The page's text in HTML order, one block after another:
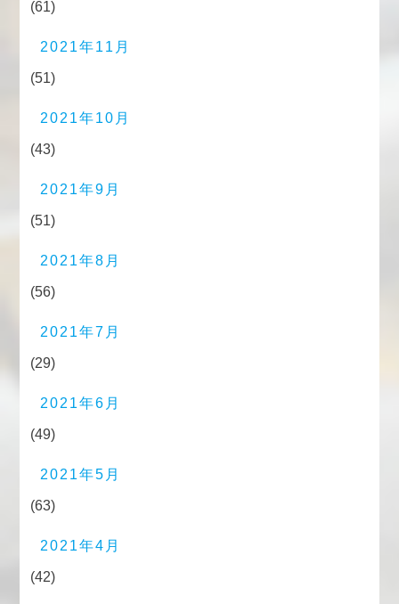
(61)
2021年11月
(51)
2021年10月
(43)
2021年9月
(51)
2021年8月
(56)
2021年7月
(29)
2021年6月
(49)
2021年5月
(63)
2021年4月
(42)